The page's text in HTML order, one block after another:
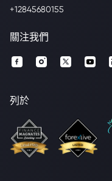
+12845680155
關注我們
列於